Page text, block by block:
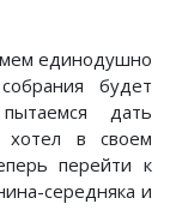
единодушно
будет
дать
хотел в своем
перейти к
середняка и